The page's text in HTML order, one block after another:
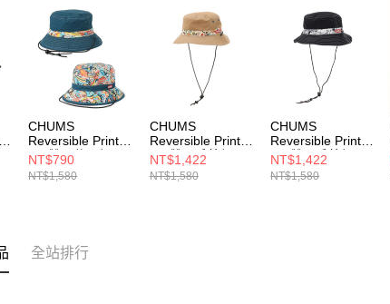
CHUMS
Reversible Print
Hat雙面休閒帽
CH051363Z308
NT$790
NT$1,580
CHUMS
Reversible Print
Hat雙面戶外帽
Circus
CH051470Z402
NT$1,422
NT$1,580
CHUMS
Reversible Print
Hat雙面戶外帽
Onomatope
CH051470Z404
NT$1,422
NT$1,580
全站排行